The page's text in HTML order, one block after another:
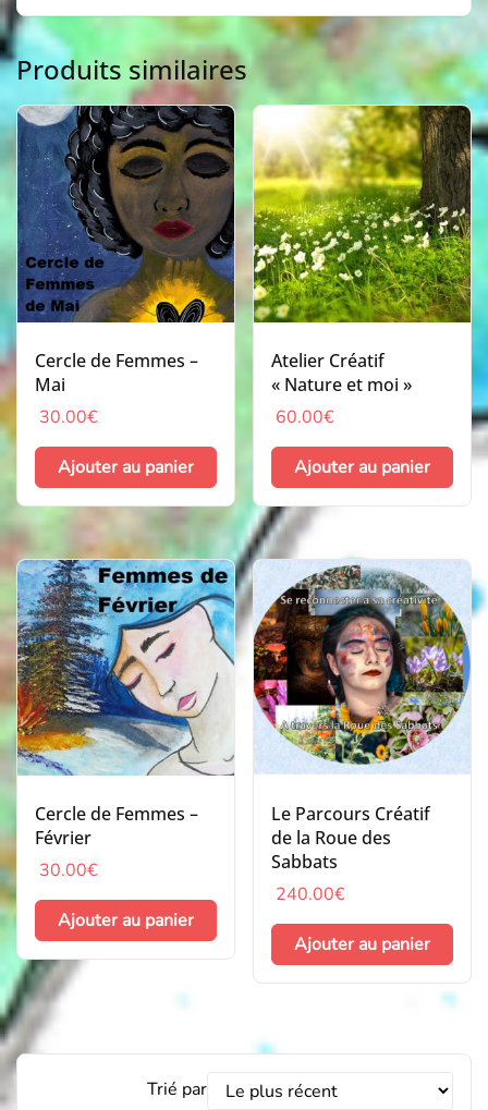
Produits similaires
Cercle de Femmes –
Mai
30.00€
Ajouter au panier
Atelier Créatif
« Nature et moi »
60.00€
Ajouter au panier
Cercle de Femmes –
Février
30.00€
Ajouter au panier
Le Parcours Créatif
de la Roue des
Sabbats
240.00€
Ajouter au panier
Trié parTrier